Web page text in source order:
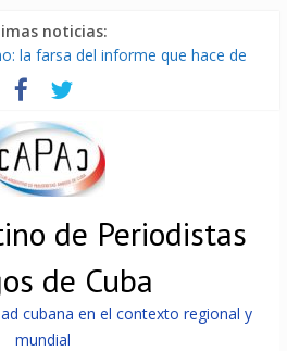
noticias:
la farsa del informe que hace de
EE.UU sin informarlo
pueden razonar, moverse y asistir
tras nuevo apagón
impedidos de llegar a Cuba
de Periodistas
de Cuba
cubana en el contexto regional y
mundial